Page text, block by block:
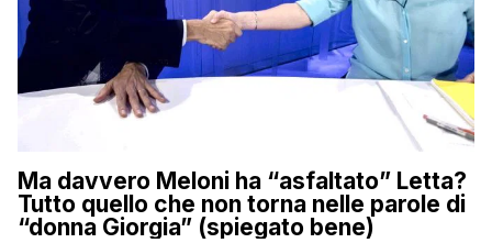
Ma davvero Meloni ha “asfaltato” Letta?
Tutto quello che non torna nelle parole di
“donna Giorgia” (spiegato bene)